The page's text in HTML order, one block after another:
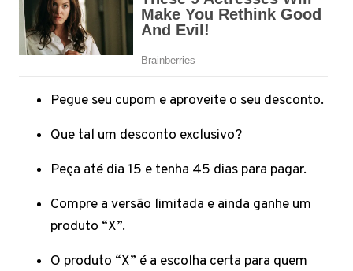
Pegue seu cupom e aproveite o seu desconto.
Que tal um desconto exclusivo?
Peça até dia 15 e tenha 45 dias para pagar.
Compre a versão limitada e ainda ganhe um
produto “X”.
O produto “X” é a escolha certa para quem